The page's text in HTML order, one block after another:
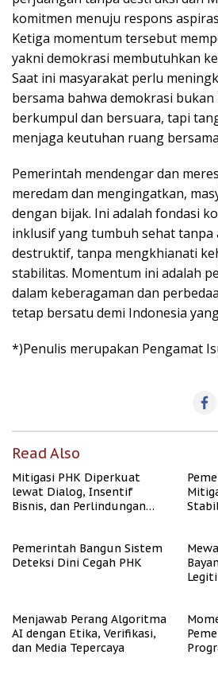
komitmen menuju respons
Ketiga momentum tersebut
yakni demokrasi membutuhkan
Saat ini masyarakat perlu
bersama bahwa demokrasi bukan
berkumpul dan bersuara, tapi
menjaga keutuhan ruang
Pemerintah mendengar dan
meredam dan mengingatkan,
dengan bijak. Ini adalah fondasi
inklusif yang tumbuh sehat tanpa
destruktif, tanpa mengkhianati
stabilitas. Momentum ini adalah
dalam keberagaman dan
tetap bersatu demi Indonesia
*)Penulis merupakan Pengamat
Read Also
Mitigasi PHK Diperkuat
lewat Dialog, Insentif
Bisnis, dan Perlindungan
Pemerintah Bangun Sistem
Deteksi Dini Cegah PHK
Menjawab Perang Algoritma
AI dengan Etika, Verifikasi,
dan Media Tepercaya